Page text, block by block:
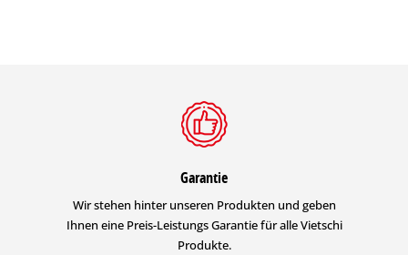
Garantie
Wir stehen hinter unseren Produkten und geben
Ihnen eine Preis-Leistungs Garantie für alle Vietschi
Produkte.